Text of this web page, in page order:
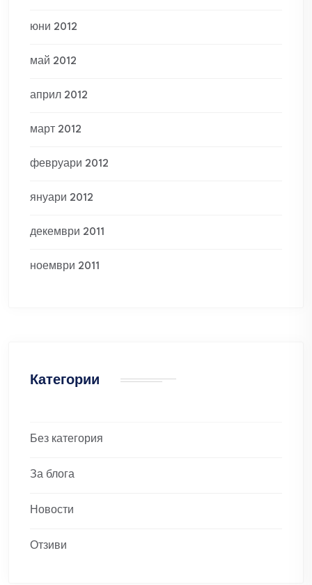
юни 2012
май 2012
април 2012
март 2012
февруари 2012
януари 2012
декември 2011
ноември 2011
Категории
Без категория
За блога
Новости
Отзиви